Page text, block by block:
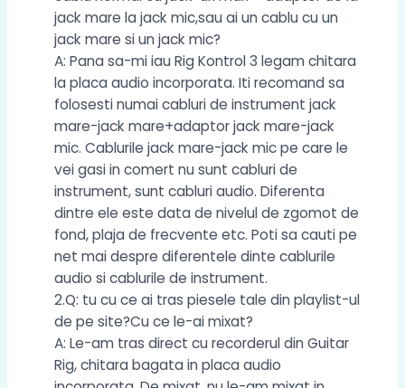
jack mare la jack mic,sau ai un cablu cu un
jack mare si un jack mic?
A: Pana sa-mi iau Rig Kontrol 3 legam chitara
la placa audio incorporata. Iti recomand sa
folosesti numai cabluri de instrument jack
mare-jack mare+adaptor jack mare-jack
mic. Cablurile jack mare-jack mic pe care le
vei gasi in comert nu sunt cabluri de
instrument, sunt cabluri audio. Diferenta
dintre ele este data de nivelul de zgomot de
fond, plaja de frecvente etc. Poti sa cauti pe
net mai despre diferentele dinte cablurile
audio si cablurile de instrument.
2.Q: tu cu ce ai tras piesele tale din playlist-ul
de pe site?Cu ce le-ai mixat?
A: Le-am tras direct cu recorderul din Guitar
Rig, chitara bagata in placa audio